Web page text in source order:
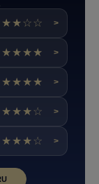
>
>
>
>
>